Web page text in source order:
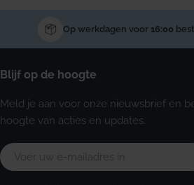
Op werkdagen voor 16:00
Blijf op de hoogte
Meld je aan voor onze nieuwsbrief en
hoogte van acties en updates.
E-
mail